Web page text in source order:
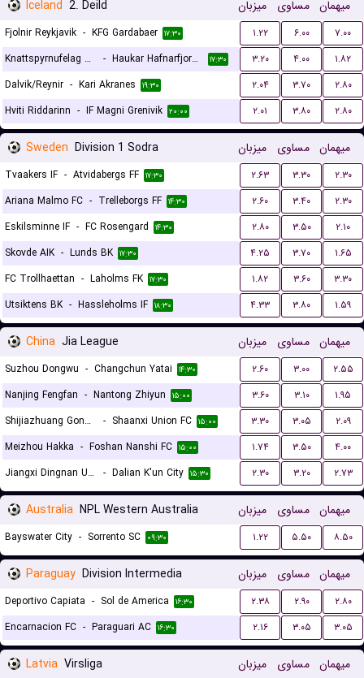
Iceland 2. Deild میزبان مساوی میهمان
Fjolnir Reykjavik - KFG Gardabaer ۱۷:۳۰ ۱.۲۲ ۶.۰۰
۷.۰۰
Knattspyrnufelag Austfjarda
- Haukar Hafnarfjordur ۱۷:۳۰ ۳.۲۰ ۴.۰۰
۱.۸۲
Dalvik/Reynir - Kari Akranes ۱۹:۳۰ ۲.۰۴ ۳.۷۰
۲.۸۰
Hviti Riddarinn - IF Magni Grenivik ۲۰:۰۰ ۲.۰۱ ۳.۸۰ ۲.۸۰
Sweden Division 1 Sodra میزبان مساوی میهمان
Tvaakers IF - Atvidabergs FF ۱۷:۳۰ ۲.۶۳ ۳.۳۰
۲.۳۰
Ariana Malmo FC - Trelleborgs FF ۱۴:۳۰ ۲.۶۰ ۳.۴۰
۲.۳۰
Eskilsminne IF - FC Rosengard ۱۴:۳۰ ۲.۸۰ ۳.۵۰
۲.۱۰
Skovde AIK - Lunds BK ۱۷:۳۰ ۴.۲۵ ۳.۷۰
۱.۶۵
FC Trollhaettan - Laholms FK ۱۷:۳۰ ۱.۸۲ ۳.۶۰
۳.۳۰
Utsiktens BK - Hassleholms IF ۱۸:۳۰ ۴.۳۳ ۳.۸۰ ۱.۵۹
China Jia League میزبان مساوی میهمان
Suzhou Dongwu - Changchun Yatai ۱۴:۳۰ ۲.۶۰ ۳.۰۰
۲.۵۵
Nanjing Fengfan - Nantong Zhiyun ۱۵:۰۰ ۳.۶۰ ۳.۱۰
۱.۹۵
Shijiazhuang Gongfu FC
- Shaanxi Union FC ۱۵:۰۰ ۳.۳۰ ۳.۰۵
۲.۰۹
Meizhou Hakka - Foshan Nanshi FC ۱۵:۰۰ ۱.۷۴ ۳.۵۰
۴.۰۰
Jiangxi Dingnan United F.C
- Dalian K'un City ۱۵:۳۰ ۲.۳۰ ۳.۲۰ ۲.۷۳
Australia NPL Western Australia میزبان مساوی میهمان
Bayswater City - Sorrento SC ۰۹:۳۰ ۱.۲۲ ۵.۵۰ ۸.۵۰
Paraguay Division Intermedia میزبان مساوی میهمان
Deportivo Capiata - Sol de America ۱۶:۳۰ ۲.۳۸ ۲.۹۰
۲.۸۰
Encarnacion FC - Paraguari AC ۱۶:۳۰ ۲.۱۶ ۳.۰۵ ۳.۰۵
Latvia Virsliga میزبان مساوی میهمان